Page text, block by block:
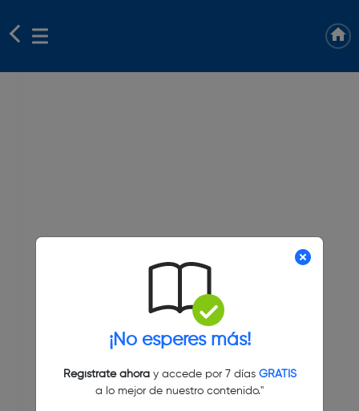
¡No esperes más!
Regístrate ahoray accede por 7 días GRATIS
a lo mejor de nuestro contenido."